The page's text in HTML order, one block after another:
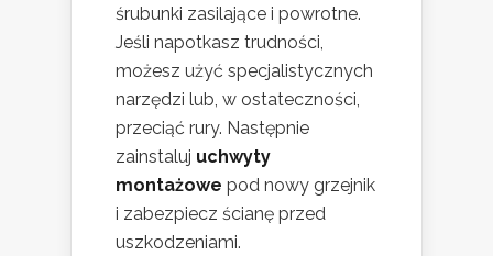
śrubunki zasilające i powrotne.
Jeśli napotkasz trudności,
możesz użyć specjalistycznych
narzędzi lub, w ostateczności,
przeciąć rury. Następnie
zainstaluj uchwyty
montażowe pod nowy grzejnik
i zabezpiecz ścianę przed
uszkodzeniami.